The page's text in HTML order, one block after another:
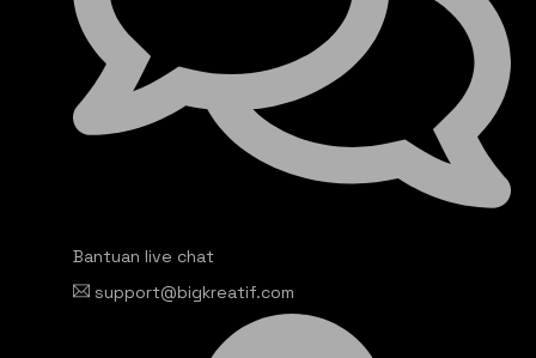
Bantuan live chat
support@bigkreatif.com